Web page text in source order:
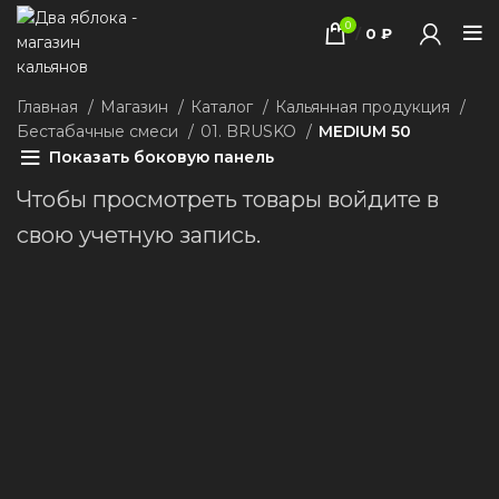
0 / 0 ₽
Главная Магазин Каталог
Кальянная продукция
Бестабачные смеси
01. BRUSKO
MEDIUM 50
Показать боковую панель
Чтобы просмотреть товары войдите в
свою учетную запись.